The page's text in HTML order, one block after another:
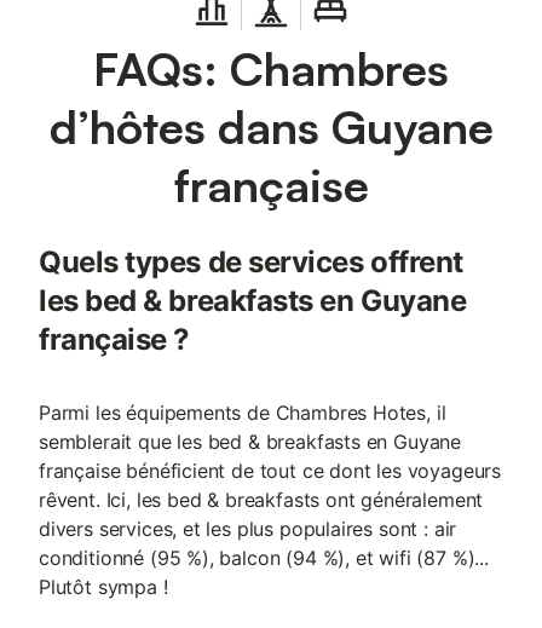
FAQs: Chambres
d’hôtes dans Guyane
française
Quels types de services offrent
les bed & breakfasts en Guyane
française ?
Parmi les équipements de Chambres Hotes, il
semblerait que les bed & breakfasts en Guyane
française bénéficient de tout ce dont les voyageurs
rêvent. Ici, les bed & breakfasts ont généralement
divers services, et les plus populaires sont : air
conditionné (95 %), balcon (94 %), et wifi (87 %)...
Plutôt sympa !